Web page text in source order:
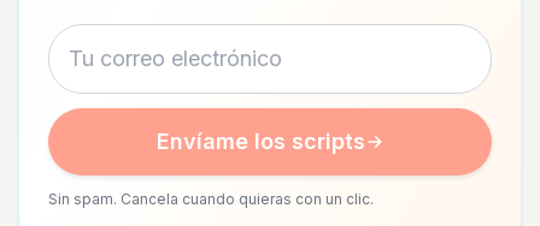
Envíame los scripts
Sin spam. Cancela cuando quieras con un clic.